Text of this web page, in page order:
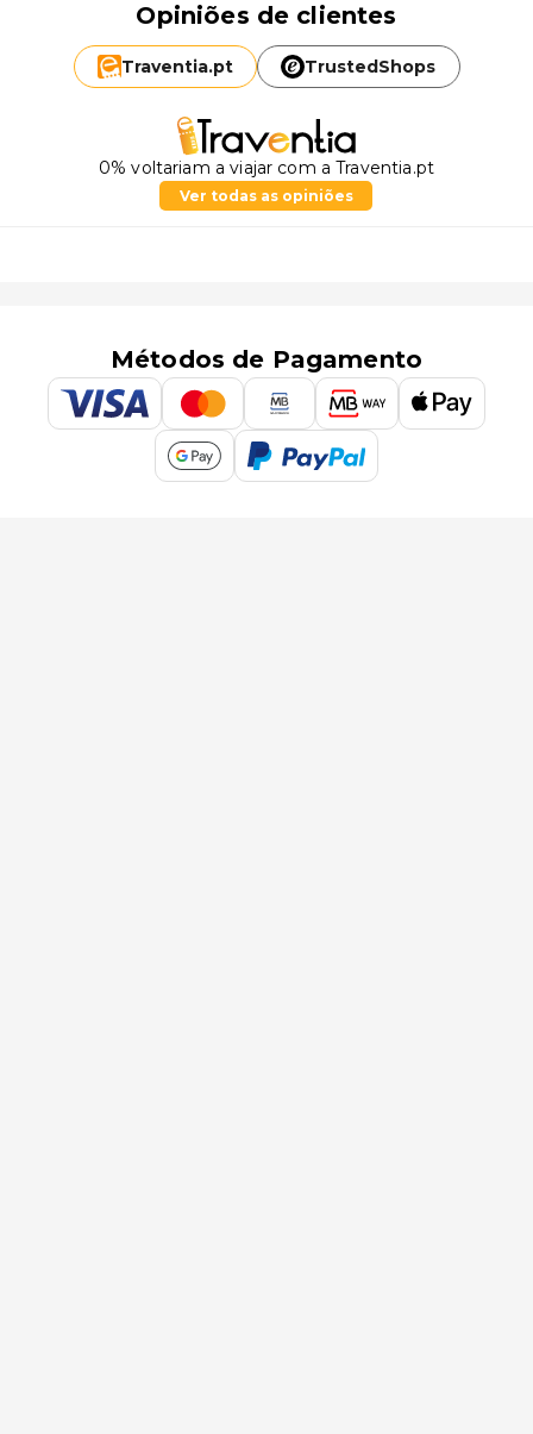
Opiniões de clientes
Traventia.pt TrustedShops
0% voltariam a viajar com a Traventia.pt
Ver todas as opiniões
Métodos de Pagamento